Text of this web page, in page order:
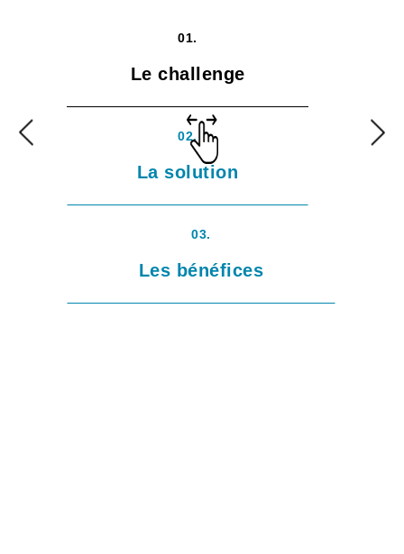
01.
Le challenge
02.
La solution
03.
Les bénéfices